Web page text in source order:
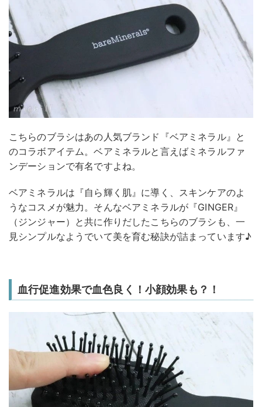
こちらのブラシはあの人気ブランド『ベアミネラル』と
のコラボアイテム。ベアミネラルと言えばミネラルファ
ンデーションで有名ですよね。
ベアミネラルは『自ら輝く肌』に導く、スキンケアのよ
うなコスメが魅力。そんなベアミネラルが『GINGER』
（ジンジャー）と共に作りだしたこちらのブラシも、一
見シンプルなようでいて美を育む秘訣が詰まっています♪
血行促進効果で血色良く！小顔効果も？！